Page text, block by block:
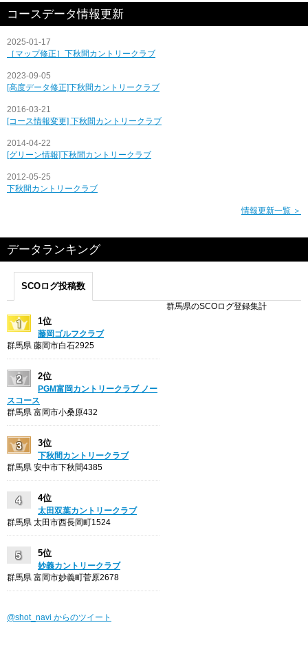
コースデータ情報更新
2025-01-17
［マップ修正］下秋間カントリークラブ
2023-09-05
[高度データ修正]下秋間カントリークラブ
2016-03-21
[コース情報変更] 下秋間カントリークラブ
2014-04-22
[グリーン情報]下秋間カントリークラブ
2012-05-25
下秋間カントリークラブ
情報更新一覧 ＞
データランキング
SCOログ投稿数
群馬県のSCOログ登録集計
1位
藤岡ゴルフクラブ
群馬県 藤岡市白石2925
2位
PGM富岡カントリークラブ ノー
スコース
群馬県 富岡市小桑原432
3位
下秋間カントリークラブ
群馬県 安中市下秋間4385
4位
太田双葉カントリークラブ
群馬県 太田市西長岡町1524
5位
妙義カントリークラブ
群馬県 富岡市妙義町菅原2678
@shot_navi からのツイート